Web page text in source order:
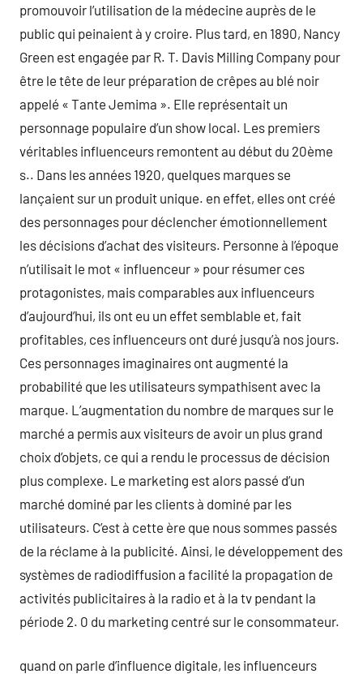
promouvoir l’utilisation de la médecine auprès de le
public qui peinaient à y croire. Plus tard, en 1890, Nancy
Green est engagée par R. T. Davis Milling Company pour
être le tête de leur préparation de crêpes au blé noir
appelé « Tante Jemima ». Elle représentait un
personnage populaire d’un show local. Les premiers
véritables influenceurs remontent au début du 20ème
s.. Dans les années 1920, quelques marques se
lançaient sur un produit unique. en effet, elles ont créé
des personnages pour déclencher émotionnellement
les décisions d’achat des visiteurs. Personne à l’époque
n’utilisait le mot « influenceur » pour résumer ces
protagonistes, mais comparables aux influenceurs
d’aujourd’hui, ils ont eu un effet semblable et, fait
profitables, ces influenceurs ont duré jusqu’à nos jours.
Ces personnages imaginaires ont augmenté la
probabilité que les utilisateurs sympathisent avec la
marque. L’augmentation du nombre de marques sur le
marché a permis aux visiteurs de avoir un plus grand
choix d’objets, ce qui a rendu le processus de décision
plus complexe. Le marketing est alors passé d’un
marché dominé par les clients à dominé par les
utilisateurs. C’est à cette ère que nous sommes passés
de la réclame à la publicité. Ainsi, le développement des
systèmes de radiodiffusion a facilité la propagation de
activités publicitaires à la radio et à la tv pendant la
période 2. 0 du marketing centré sur le consommateur.
quand on parle d’influence digitale, les influenceurs